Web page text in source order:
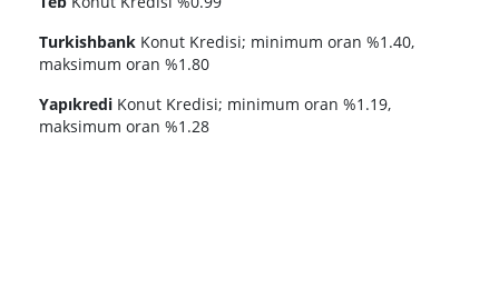
Turkishbank Konut Kredisi; minimum oran %1.40,
maksimum oran %1.80
Yapıkredi Konut Kredisi; minimum oran %1.19,
maksimum oran %1.28